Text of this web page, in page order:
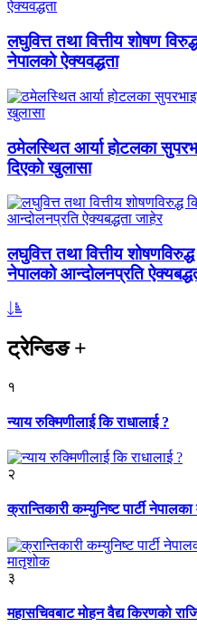
लघुवित्त तथा वित्तीय शोषण
नेपालको ऐक्यवद्धता
ठमेलस्थित आर्या होटलका
दिएको खुलासा
लघुवित्त तथा वित्तीय
नेपालको आन्दोलनप्रति
ट्रेन्डिङ+
१
न्याय रुक्मिणीलाई कि राधालाई ?
२
क्रान्तिकारी कम्युनिष्ट पार्टी
३
महासचिवबाट मोहन वैद्य किरणको